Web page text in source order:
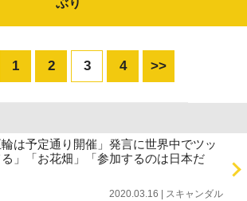
ぶり
1 2 3 4 >>
は予定通り開催」発言に世界中でツッ
」「お花畑」「参加するのは日本だ
2020.03.16 | スキャンダル